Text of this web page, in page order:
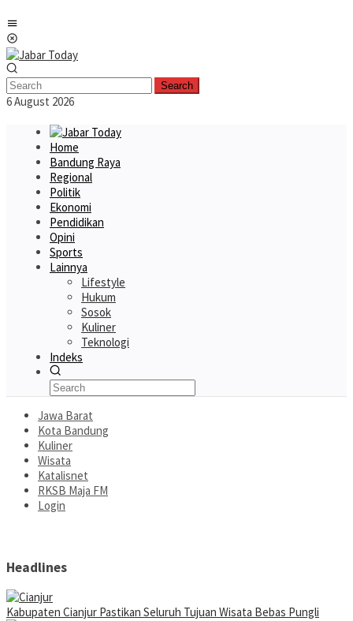
to
content
Search
6 August 2026
Home
Bandung Raya
Regional
Politik
Ekonomi
Pendidikan
Opini
Sports
Lainnya
Lifestyle
Hukum
Sosok
Kuliner
Teknologi
Indeks
Jawa Barat
Kota Bandung
Kuliner
Wisata
Katalisnet
RKSB Maja FM
Login
Headlines
Kabupaten Cianjur Pastikan Seluruh Tujuan Wisata Bebas Pungli